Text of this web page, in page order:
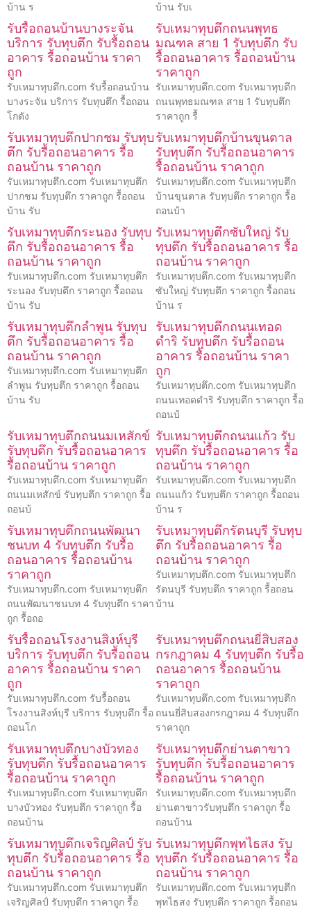
บ้าน ร บ้าน รับเ
รับรื้อถอนบ้านบางระจัน
บริการ รับทุบตึก รับรื้อถอน
อาคาร รื้อถอนบ้าน ราคา
ถูก
รับเหมาทุบตึก.com รับรื้อถอนบ้าน
บางระจัน บริการ รับทุบตึก รื้อถอน
โกดัง
รับเหมาทุบตึกถนนพุทธ
มณฑล สาย 1 รับทุบตึก รับ
รื้อถอนอาคาร รื้อถอนบ้าน
ราคาถูก
รับเหมาทุบตึก.com รับเหมาทุบตึก
ถนนพุทธมณฑล สาย 1 รับทุบตึก
ราคาถูก รื้
รับเหมาทุบตึกปากชม รับทุบ
ตึก รับรื้อถอนอาคาร รื้อ
ถอนบ้าน ราคาถูก
รับเหมาทุบตึก.com รับเหมาทุบตึก
ปากชม รับทุบตึก ราคาถูก รื้อถอน
บ้าน รับ
รับเหมาทุบตึกบ้านขุนตาล
รับทุบตึก รับรื้อถอนอาคาร
รื้อถอนบ้าน ราคาถูก
รับเหมาทุบตึก.com รับเหมาทุบตึก
บ้านขุนตาล รับทุบตึก ราคาถูก รื้อ
ถอนบ้า
รับเหมาทุบตึกระนอง รับทุบ
ตึก รับรื้อถอนอาคาร รื้อ
ถอนบ้าน ราคาถูก
รับเหมาทุบตึก.com รับเหมาทุบตึก
ระนอง รับทุบตึก ราคาถูก รื้อถอน
บ้าน รับ
รับเหมาทุบตึกซับใหญ่ รับ
ทุบตึก รับรื้อถอนอาคาร รื้อ
ถอนบ้าน ราคาถูก
รับเหมาทุบตึก.com รับเหมาทุบตึก
ซับใหญ่ รับทุบตึก ราคาถูก รื้อถอน
บ้าน ร
รับเหมาทุบตึกลำพูน รับทุบ
ตึก รับรื้อถอนอาคาร รื้อ
ถอนบ้าน ราคาถูก
รับเหมาทุบตึก.com รับเหมาทุบตึก
ลำพูน รับทุบตึก ราคาถูก รื้อถอน
บ้าน รับ
รับเหมาทุบตึกถนนเทอด
ดำริ รับทุบตึก รับรื้อถอน
อาคาร รื้อถอนบ้าน ราคา
ถูก
รับเหมาทุบตึก.com รับเหมาทุบตึก
ถนนเทอดดำริ รับทุบตึก ราคาถูก รื้อ
ถอนบ้
รับเหมาทุบตึกถนนมเหสักข์
รับทุบตึก รับรื้อถอนอาคาร
รื้อถอนบ้าน ราคาถูก
รับเหมาทุบตึก.com รับเหมาทุบตึก
ถนนมเหสักข์ รับทุบตึก ราคาถูก รื้อ
ถอนบ้
รับเหมาทุบตึกถนนแก้ว รับ
ทุบตึก รับรื้อถอนอาคาร รื้อ
ถอนบ้าน ราคาถูก
รับเหมาทุบตึก.com รับเหมาทุบตึก
ถนนแก้ว รับทุบตึก ราคาถูก รื้อถอน
บ้าน ร
รับเหมาทุบตึกถนนพัฒนา
ชนบท 4 รับทุบตึก รับรื้อ
ถอนอาคาร รื้อถอนบ้าน
ราคาถูก
รับเหมาทุบตึก.com รับเหมาทุบตึก
ถนนพัฒนาชนบท 4 รับทุบตึก ราคา
ถูก รื้อถอ
รับเหมาทุบตึกรัตนบุรี รับทุบ
ตึก รับรื้อถอนอาคาร รื้อ
ถอนบ้าน ราคาถูก
รับเหมาทุบตึก.com รับเหมาทุบตึก
รัตนบุรี รับทุบตึก ราคาถูก รื้อถอน
บ้าน
รับรื้อถอนโรงงานสิงห์บุรี
บริการ รับทุบตึก รับรื้อถอน
อาคาร รื้อถอนบ้าน ราคา
ถูก
รับเหมาทุบตึก.com รับรื้อถอน
โรงงานสิงห์บุรี บริการ รับทุบตึก รื้อ
ถอนโก
รับเหมาทุบตึกถนนยี่สิบสอง
กรกฎาคม 4 รับทุบตึก รับรื้อ
ถอนอาคาร รื้อถอนบ้าน
ราคาถูก
รับเหมาทุบตึก.com รับเหมาทุบตึก
ถนนยี่สิบสองกรกฎาคม 4 รับทุบตึก
ราคาถูก
รับเหมาทุบตึกบางบัวทอง
รับทุบตึก รับรื้อถอนอาคาร
รื้อถอนบ้าน ราคาถูก
รับเหมาทุบตึก.com รับเหมาทุบตึก
บางบัวทอง รับทุบตึก ราคาถูก รื้อ
ถอนบ้าน
รับเหมาทุบตึกย่านตาขาว
รับทุบตึก รับรื้อถอนอาคาร
รื้อถอนบ้าน ราคาถูก
รับเหมาทุบตึก.com รับเหมาทุบตึก
ย่านตาขาวรับทุบตึก ราคาถูก รื้อ
ถอนบ้าน
รับเหมาทุบตึกเจริญศิลป์ รับ
ทุบตึก รับรื้อถอนอาคาร รื้อ
ถอนบ้าน ราคาถูก
รับเหมาทุบตึก.com รับเหมาทุบตึก
เจริญศิลป์ รับทุบตึก ราคาถูก รื้อ
รับเหมาทุบตึกพุทไธสง รับ
ทุบตึก รับรื้อถอนอาคาร รื้อ
ถอนบ้าน ราคาถูก
รับเหมาทุบตึก.com รับเหมาทุบตึก
พุทไธสง รับทุบตึก ราคาถูก รื้อถอน